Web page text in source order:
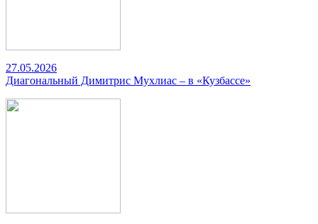
27.05.2026
Диагональный Димитрис Мухлиас – в «Кузбассе»